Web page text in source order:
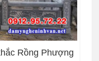
Rồng Phượng